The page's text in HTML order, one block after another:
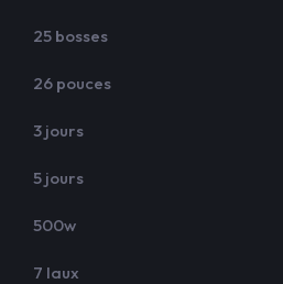
25 bosses
26 pouces
3 jours
5 jours
500w
7 laux